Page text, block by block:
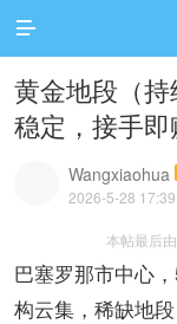

黄金地段（
稳定，接手即
Wangxiaohua
2026-5-28
本帖最后
巴塞罗那市中心
构云集，稀缺地